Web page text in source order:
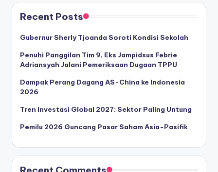
Recent Posts
Gubernur Sherly Tjoanda Soroti Kondisi Sekolah
Penuhi Panggilan Tim 9, Eks Jampidsus Febrie
Adriansyah Jalani Pemeriksaan Dugaan TPPU
Dampak Perang Dagang AS-China ke Indonesia
2026
Tren Investasi Global 2027: Sektor Paling Untung
Pemilu 2026 Guncang Pasar Saham Asia-Pasifik